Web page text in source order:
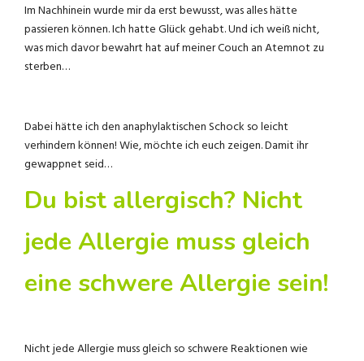
Im Nachhinein wurde mir da erst bewusst, was alles hätte
passieren können. Ich hatte Glück gehabt. Und ich weiß nicht,
was mich davor bewahrt hat auf meiner Couch an Atemnot zu
sterben…
Dabei hätte ich den anaphylaktischen Schock so leicht
verhindern können! Wie, möchte ich euch zeigen. Damit ihr
gewappnet seid…
Du bist allergisch? Nicht
jede Allergie muss gleich
eine schwere Allergie sein!
Nicht jede Allergie muss gleich so schwere Reaktionen wie